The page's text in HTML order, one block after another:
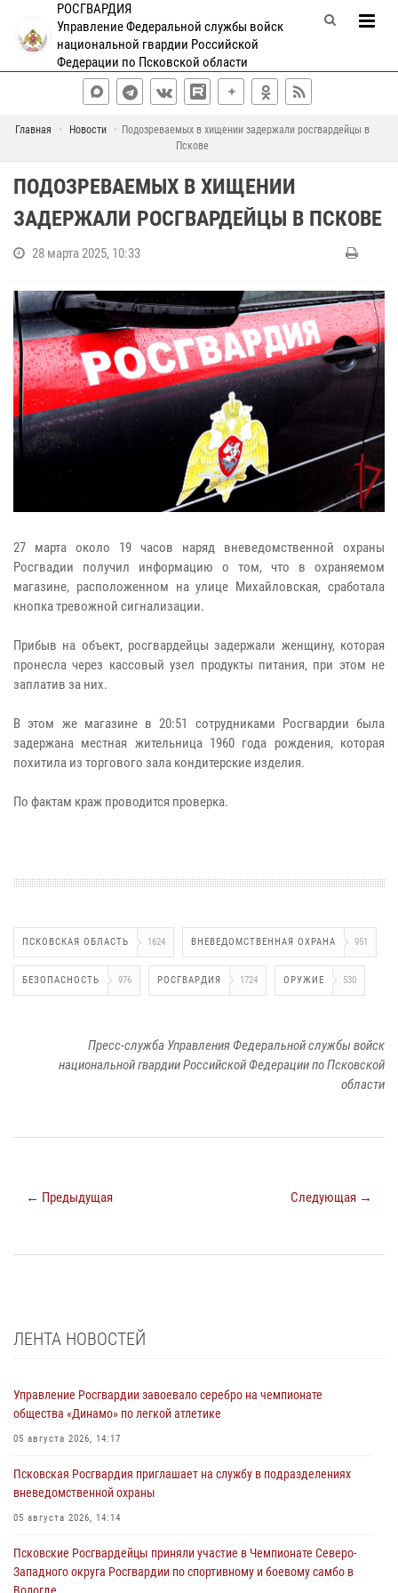
РОСГВАРДИЯ
Управление Федеральной службы войск
национальной гвардии Российской
Федерации по Псковской области
Главная Новости
Подозреваемых в хищении задержали росгвардейцы в
Пскове
ПОДОЗРЕВАЕМЫХ В ХИЩЕНИИ
ЗАДЕРЖАЛИ РОСГВАРДЕЙЦЫ В ПСКОВЕ
28 марта 2025, 10:33
27 марта около 19 часов наряд вневедомственной охраны
Росгвадии получил информацию о том, что в охраняемом
магазине, расположенном на улице Михайловская, сработала
кнопка тревожной сигнализации.
Прибыв на объект, росгвардейцы задержали женщину, которая
пронесла через кассовый узел продукты питания, при этом не
заплатив за них.
В этом же магазине в 20:51 сотрудниками Росгвардии была
задержана местная жительница 1960 года рождения, которая
похитила из торгового зала кондитерские изделия.
По фактам краж проводится проверка.
ПСКОВСКАЯ ОБЛАСТЬ 1624 ВНЕВЕДОМСТВЕННАЯ ОХРАНА 951
БЕЗОПАСНОСТЬ 976 РОСГВАРДИЯ 1724 ОРУЖИЕ 530
Пресс-служба Управления Федеральной службы войск
национальной гвардии Российской Федерации по Псковской
области
← Предыдущая Следующая →
ЛЕНТА НОВОСТЕЙ
Управление Росгвардии завоевало серебро на чемпионате
общества «Динамо» по легкой атлетике
05 августа 2026, 14:17
Псковская Росгвардия приглашает на службу в подразделениях
вневедомственной охраны
05 августа 2026, 14:14
Псковские Росгвардейцы приняли участие в Чемпионате Северо-
Западного округа Росгвардии по спортивному и боевому самбо в
Вологде